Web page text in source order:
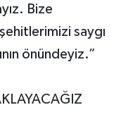
Bize
saygı
önündeyiz.”